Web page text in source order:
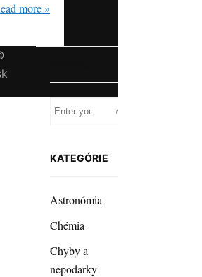
more »
KATEGÓRIE
Astronómia
Chémia
Chyby a
nepodarky